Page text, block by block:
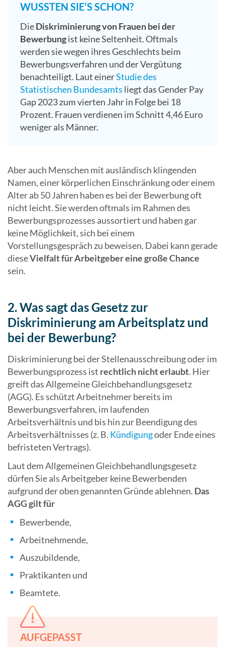
WUSSTEN SIE’S SCHON?
DieDiskriminierung von Frauen bei der
Bewerbungist keine Seltenheit. Oftmals
werden sie wegen ihres Geschlechts beim
Bewerbungsverfahren und der Vergütung
benachteiligt. Laut einerStudie des
Statistischen Bundesamts liegt das Gender Pay
Gap 2023 zum vierten Jahr in Folge bei 18
Prozent. Frauen verdienen im Schnitt 4,46 Euro
weniger als Männer.
Aber auch Menschen mit ausländisch klingenden
Namen, einer körperlichen Einschränkung oder einem
Alter ab 50 Jahren haben es bei der Bewerbung oft
nicht leicht. Sie werden oftmals im Rahmen des
Bewerbungsprozesses aussortiert und haben gar
keine Möglichkeit, sich bei einem
Vorstellungsgespräch zu beweisen. Dabei kann gerade
dieseVielfalt für Arbeitgeber eine große Chance
sein.
2. Was sagt das Gesetz zur
Diskriminierung am Arbeitsplatz und
bei der Bewerbung?
Diskriminierung bei der Stellenausschreibung oder im
Bewerbungsprozess ist rechtlich nicht erlaubt. Hier
greift das Allgemeine Gleichbehandlungsgesetz
(AGG). Es schützt Arbeitnehmer bereits im
Bewerbungsverfahren, im laufenden
Arbeitsverhältnis und bis hin zur Beendigung des
Arbeitsverhältnisses (z. B. Kündigungoder Ende eines
befristeten Vertrags).
Laut dem Allgemeinen Gleichbehandlungsgesetz
dürfen Sie als Arbeitgeber keine Bewerbenden
aufgrund der oben genannten Gründe ablehnen. Das
AGG gilt für
Bewerbende,
Arbeitnehmende,
Auszubildende,
Praktikanten und
Beamtete.
AUFGEPASST